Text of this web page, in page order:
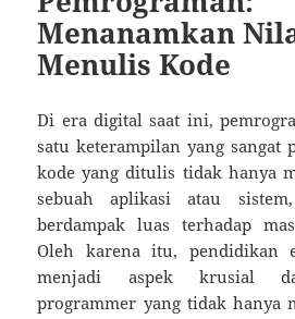
Menanamkan
Menulis Kode
Di era digital saat ini,
satu keterampilan yang sangat
kode yang ditulis tidak hanya
sebuah aplikasi atau
berdampak luas terhadap
Oleh karena itu, pendidikan
menjadi aspek krusial
programmer yang tidak hanya